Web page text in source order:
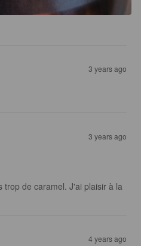
3 years ago
3 years ago
trop de caramel. J'ai plaisir à la
4 years ago